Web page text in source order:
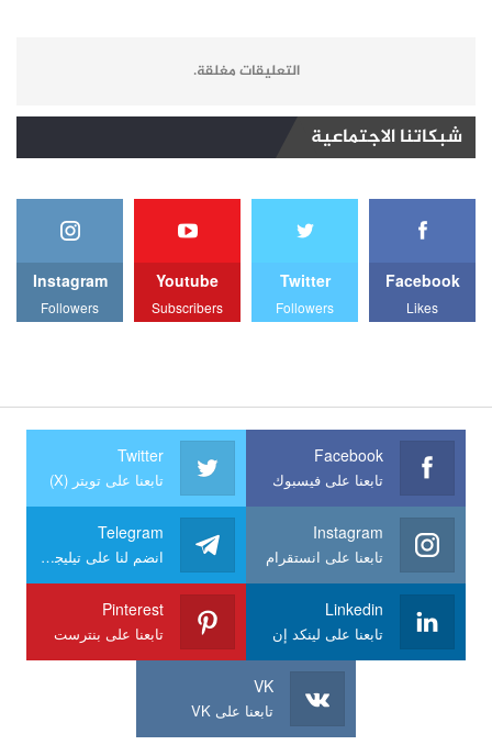
التعليقات مغلقة.
شبكاتنا الاجتماعية
Facebook
Likes
Twitter
Followers
Youtube
Subscribers
Instagram
Followers
Facebook
تابعنا على فيسبوك
Twitter
تابعنا على تويتر (X)
Instagram
تابعنا على انستقرام
Telegram
انضم لنا على تيليجرام
Linkedin
تابعنا على لينكد إن
Pinterest
تابعنا على بنترست
VK
تابعنا على VK